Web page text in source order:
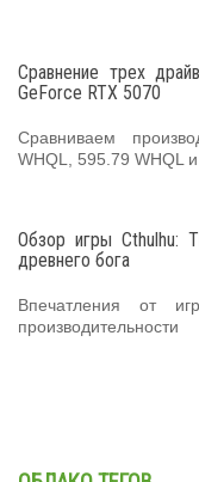
Сравнение трех
GeForce RTX 5070
Сравниваем
WHQL, 595.79 WHQL
Обзор игры Cthulhu:
древнего бога
Впечатления от
производительности